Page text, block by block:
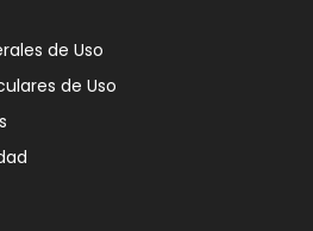
de Uso
de Uso